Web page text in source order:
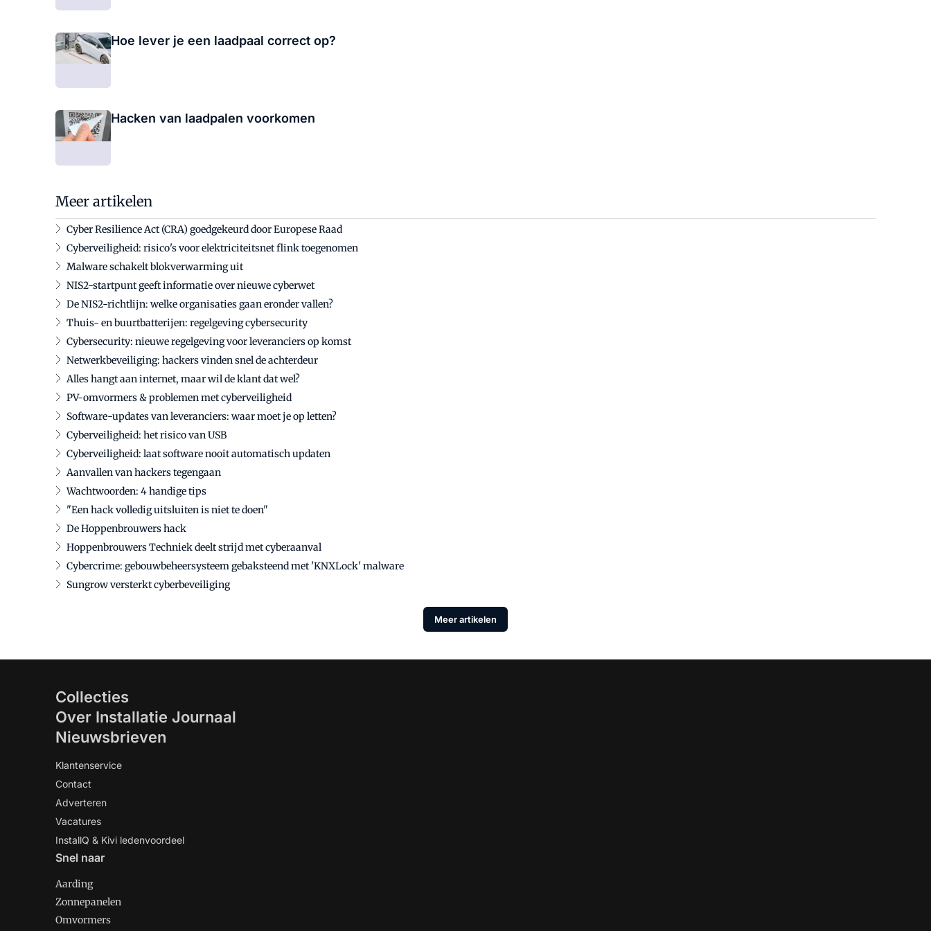
Hoe lever je een laadpaal correct op?
Hacken van laadpalen voorkomen
Meer artikelen
Cyber Resilience Act (CRA) goedgekeurd door Europese Raad
Cyberveiligheid: risico's voor elektriciteitsnet flink toegenomen
Malware schakelt blokverwarming uit
NIS2-startpunt geeft informatie over nieuwe cyberwet
De NIS2-richtlijn: welke organisaties gaan eronder vallen?
Thuis- en buurtbatterijen: regelgeving cybersecurity
Cybersecurity: nieuwe regelgeving voor leveranciers op komst
Netwerkbeveiliging: hackers vinden snel de achterdeur
Alles hangt aan internet, maar wil de klant dat wel?
PV-omvormers & problemen met cyberveiligheid
Software-updates van leveranciers: waar moet je op letten?
Cyberveiligheid: het risico van USB
Cyberveiligheid: laat software nooit automatisch updaten
Aanvallen van hackers tegengaan
Wachtwoorden: 4 handige tips
"Een hack volledig uitsluiten is niet te doen"
De Hoppenbrouwers hack
Hoppenbrouwers Techniek deelt strijd met cyberaanval
Cybercrime: gebouwbeheersysteem gebaksteend met 'KNXLock' malware
Sungrow versterkt cyberbeveiliging
Meer artikelen
Collecties
Over Installatie Journaal
Nieuwsbrieven
Klantenservice
Contact
Adverteren
Vacatures
InstallQ & Kivi ledenvoordeel
Snel naar
Aarding
Zonnepanelen
Omvormers